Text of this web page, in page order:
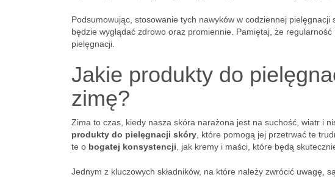
Podsumowując, stosowanie tych nawyków w codziennej
będzie wyglądać zdrowo oraz promiennie. Pamiętaj, że
pielęgnacji.
Jakie produkty do
zimę?
Zima to czas, kiedy nasza skóra narażona jest na suchość, wiatr i
produkty do pielęgnacji skóry , które pomogą jej przetrwać te
te o bogatej konsystencji , jak kremy i maści, które będą
Jednym z kluczowych składników, na które należy zwrócić uwagę, są